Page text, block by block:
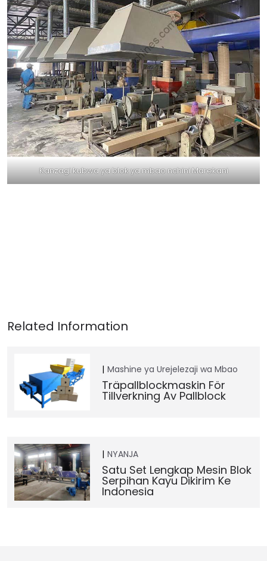
Kanzagi kubwa ya blok ya mbao nchini Marekani
Mashine ya Urejelezaji wa Mbao
Träpallblockmaskin För
Tillverkning Av Pallblock
NYANJA
Satu Set Lengkap Mesin Blok
Serpihan Kayu Dikirim Ke
Indonesia